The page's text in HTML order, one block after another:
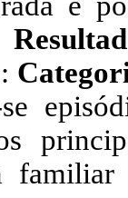
se